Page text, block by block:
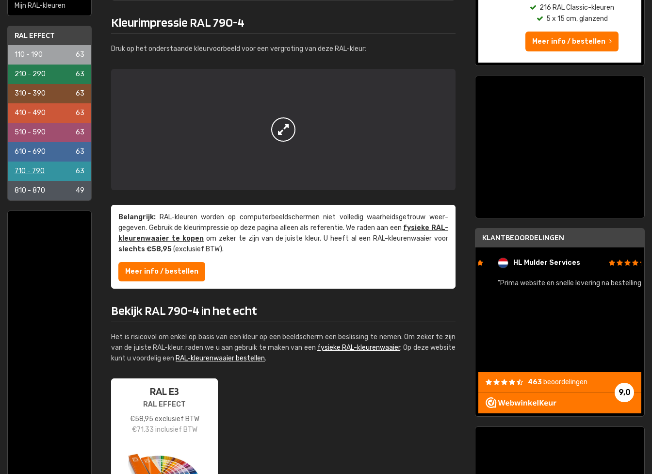
Mijn RAL-kleuren
RAL EFFECT
110 - 190 63
210 - 290 63
310 - 390 63
410 - 490 63
510 - 590 63
610 - 690 63
710 - 790 63
810 - 870 49
Kleurimpressie RAL 790-4
Druk op het onderstaande kleurvoorbeeld voor een vergroting van deze RAL-kleur:
Belangrijk: RAL-kleuren worden op computer­beeld­schermen niet volledig waarheids­­getrouw weer­
gegeven. Gebruik de kleur­impressie op deze pagina alleen als referentie. We raden aan een fysieke RAL-
kleuren­waaier te kopenom zeker te zijn van de juiste kleur. U heeft al een RAL-kleuren­waaier voor
slechts €58,95(exclusief BTW).
Meer info / bestellen
Bekijk RAL 790-4 in het echt
Het is risicovol om enkel op basis van een kleur op een beeldscherm een beslissing te nemen. Om zeker te zijn
van de juiste RAL-kleur, raden we u aan gebruik te maken van een fysieke RAL-kleurenwaaier. Op deze website
kunt u voordelig een RAL-kleurenwaaier bestellen.
RAL E3
RAL EFFECT
€58,95 exclusief BTW
€71,33 inclusief BTW
216 RAL Classic-kleuren
5 x 15 cm, glanzend
Meer info / bestellen
KLANTBEOORDELINGEN
HL Mulder Services
"Prima website en snelle levering na bestelling"
9,0
463 beoordelingen